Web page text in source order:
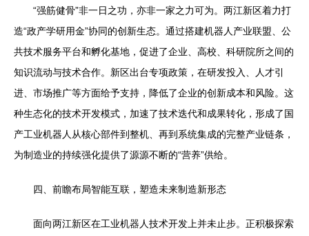
“强筋健骨”非一日之功，亦非一家之力可为。两江新区着力打
造“政产学研用金”协同的创新生态。通过搭建机器人产业联盟、公
共技术服务平台和孵化基地，促进了企业、高校、科研院所之间的
知识流动与技术合作。新区出台专项政策，在研发投入、人才引
进、市场推广等方面给予支持，降低了企业的创新成本和风险。这
种生态化的技术开发模式，加速了技术迭代和成果转化，形成了国
产工业机器人从核心部件到整机、再到系统集成的完整产业链条，
为制造业的持续强化提供了源源不断的“营养”供给。
四、前瞻布局智能互联，塑造未来制造新形态
面向两江新区在工业机器人技术开发上并未止步。正积极探索